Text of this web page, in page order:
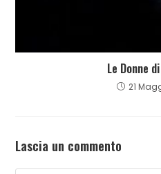
Le Donne
21
Lascia un commento